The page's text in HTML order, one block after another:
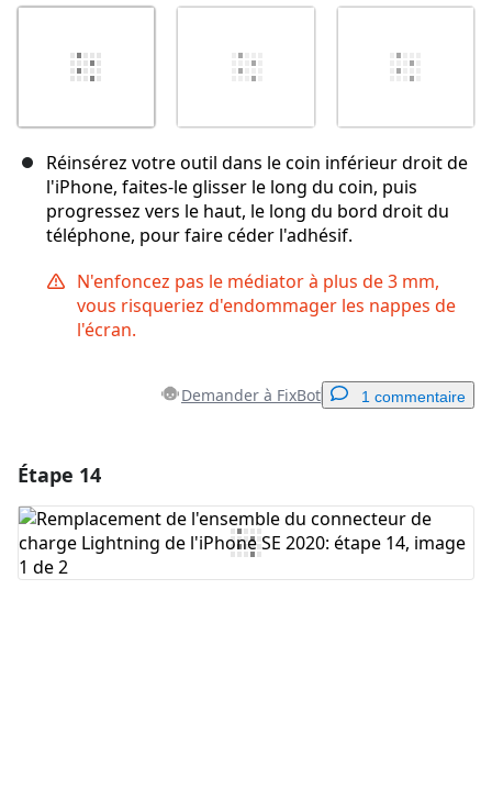
Réinsérez votre outil dans le coin inférieur droit de
l'iPhone, faites-le glisser le long du coin, puis
progressez vers le haut, le long du bord droit du
téléphone, pour faire céder l'adhésif.
N'enfoncez pas le médiator à plus de 3 mm,
vous risqueriez d'endommager les nappes de
l'écran.
Demander à FixBot 1 commentaire
Ajouter un commentaire
Étape 14